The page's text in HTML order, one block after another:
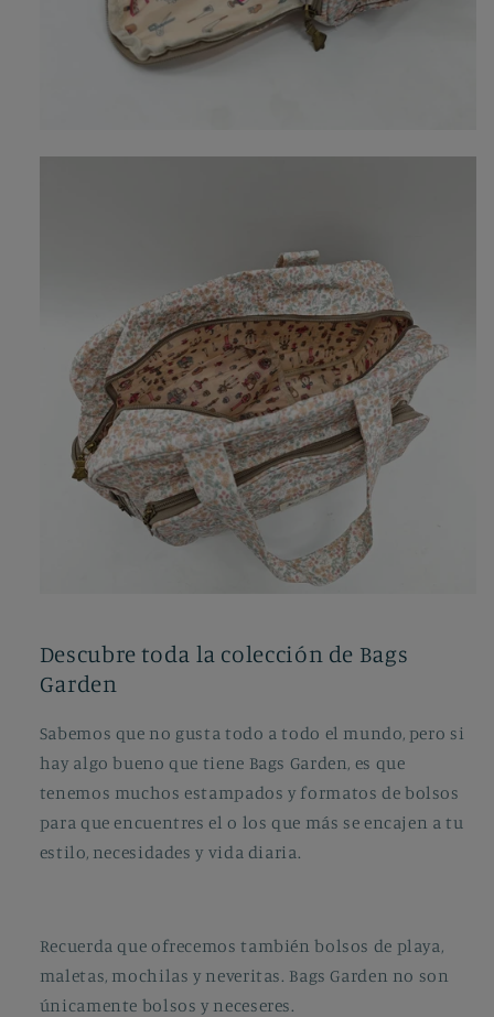
Descubre toda la colección de Bags
Garden
Sabemos que no gusta todo a todo el mundo, pero si
hay algo bueno que tiene Bags Garden, es que
tenemos muchos estampados y formatos de bolsos
para que encuentres el o los que más se encajen a tu
estilo, necesidades y vida diaria.
Recuerda que ofrecemos también bolsos de playa,
maletas, mochilas y neveritas. Bags Garden no son
únicamente bolsos y neceseres.